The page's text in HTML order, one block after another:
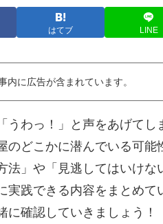
はてブ LINE
内に広告が含まれています。
わっ！」と声をあげてし
のどこかに潜んでいる可
法」や「見逃してはいけな
実践できる内容をまとめて
確認していきましょう！